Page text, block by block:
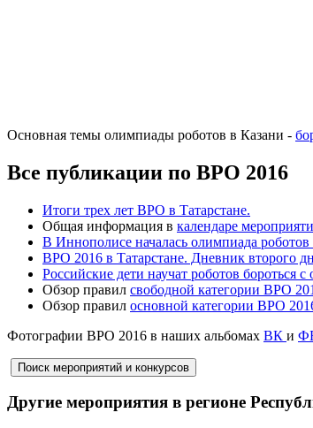
Основная темы олимпиады роботов в Казани -
Все публикации по ВРО 2016
Итоги трех лет ВРО в Татарстане.
Общая информация в календаре
В Иннополисе началась олимпиада роботов
ВРО 2016 в Татарстане. Дневник второго
Российские дети научат роботов бороться с
Обзор правил свободной категории ВРО
Обзор правил основной категории ВРО
Фотографии ВРО 2016 в наших альбомах ВК и
Другие мероприятия в регионе